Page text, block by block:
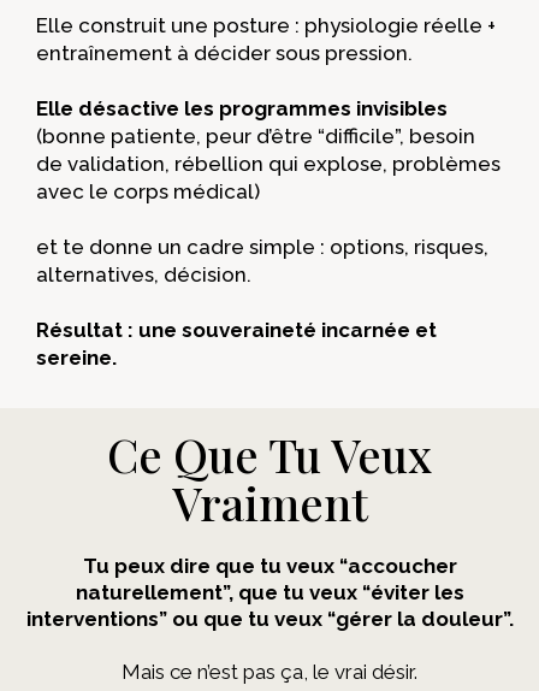
Elle construit une posture : physiologie réelle +
entraînement à décider sous pression.
Elle désactive les programmes invisibles
(bonne patiente, peur d’être “difficile”, besoin
de validation, rébellion qui explose, problèmes
avec le corps médical)
et te donne un cadre simple : options, risques,
alternatives, décision.
Résultat : une souveraineté incarnée et
sereine.
Ce Que Tu Veux
Vraiment
Tu peux dire que tu veux “accoucher
naturellement”, que tu veux “éviter les
interventions” ou que tu veux “gérer la douleur”.
Mais ce n’est pas ça, le vrai désir.